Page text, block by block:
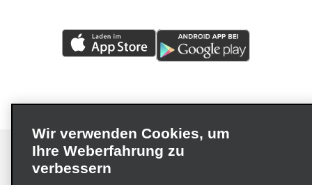
Wir verwenden Cookies, um
Ihre Weberfahrung zu
verbessern